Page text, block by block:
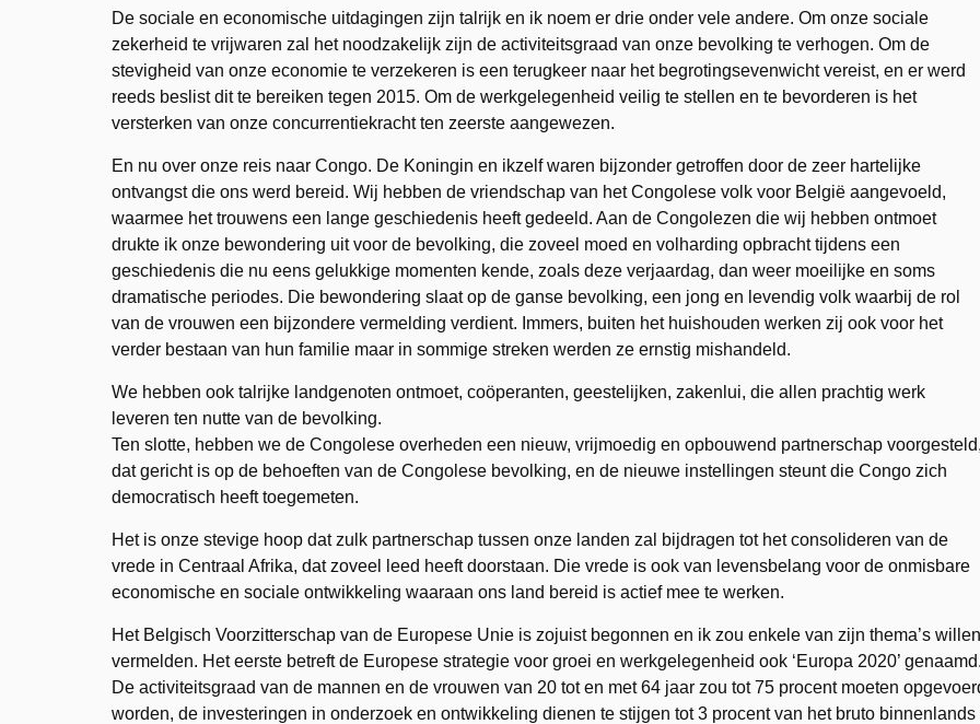
De sociale en economische uitdagingen zijn talrijk en ik noem er drie onder vele andere. Om onze sociale
zekerheid te vrijwaren zal het noodzakelijk zijn de activiteitsgraad van onze bevolking te verhogen. Om de
stevigheid van onze economie te verzekeren is een terugkeer naar het begrotingsevenwicht vereist, en er werd
reeds beslist dit te bereiken tegen 2015. Om de werkgelegenheid veilig te stellen en te bevorderen is het
versterken van onze concurrentiekracht ten zeerste aangewezen.
En nu over onze reis naar Congo. De Koningin en ikzelf waren bijzonder getroffen door de zeer hartelijke
ontvangst die ons werd bereid. Wij hebben de vriendschap van het Congolese volk voor België aangevoeld,
waarmee het trouwens een lange geschiedenis heeft gedeeld. Aan de Congolezen die wij hebben ontmoet
drukte ik onze bewondering uit voor de bevolking, die zoveel moed en volharding opbracht tijdens een
geschiedenis die nu eens gelukkige momenten kende, zoals deze verjaardag, dan weer moeilijke en soms
dramatische periodes. Die bewondering slaat op de ganse bevolking, een jong en levendig volk waarbij de rol
van de vrouwen een bijzondere vermelding verdient. Immers, buiten het huishouden werken zij ook voor het
verder bestaan van hun familie maar in sommige streken werden ze ernstig mishandeld.
We hebben ook talrijke landgenoten ontmoet, coöperanten, geestelijken, zakenlui, die allen prachtig werk
leveren ten nutte van de bevolking.
Ten slotte, hebben we de Congolese overheden een nieuw, vrijmoedig en opbouwend partnerschap
dat gericht is op de behoeften van de Congolese bevolking, en de nieuwe instellingen steunt die Congo zich
democratisch heeft toegemeten.
Het is onze stevige hoop dat zulk partnerschap tussen onze landen zal bijdragen tot het consolideren van de
vrede in Centraal Afrika, dat zoveel leed heeft doorstaan. Die vrede is ook van levensbelang voor de onmisbare
economische en sociale ontwikkeling waaraan ons land bereid is actief mee te werken.
Het Belgisch Voorzitterschap van de Europese Unie is zojuist begonnen en ik zou enkele van zijn thema’s willen
vermelden. Het eerste betreft de Europese strategie voor groei en werkgelegenheid ook ‘Europa 2020’
De activiteitsgraad van de mannen en de vrouwen van 20 tot en met 64 jaar zou tot 75 procent moeten
worden, de investeringen in onderzoek en ontwikkeling dienen te stijgen tot 3 procent van het bruto binnenlands